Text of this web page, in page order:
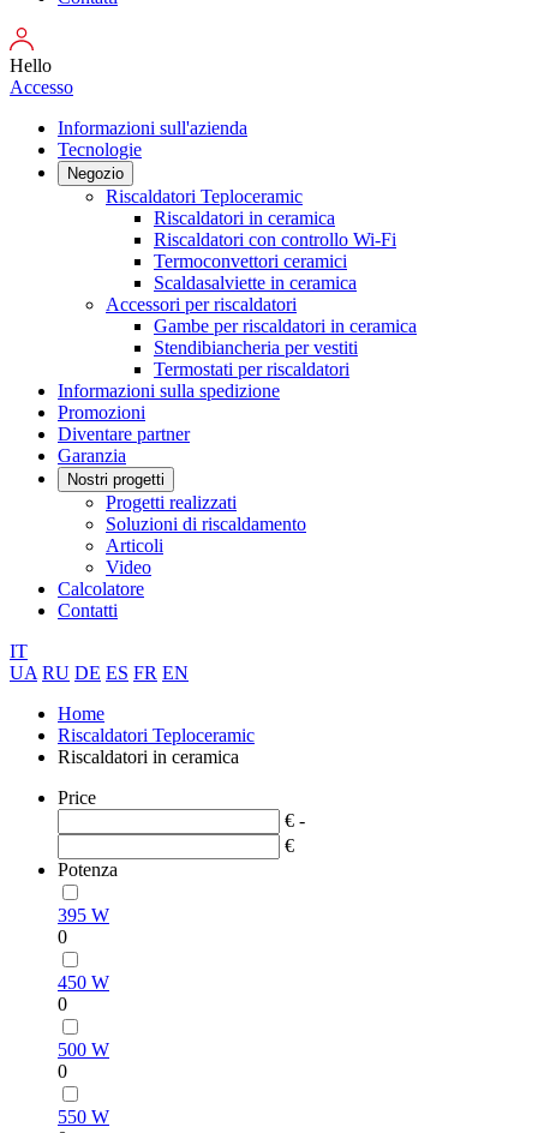
Hello
Accesso
Informazioni sull'azienda
Tecnologie
Negozio
Riscaldatori Teploceramic
Riscaldatori in ceramica
Riscaldatori con controllo Wi-Fi
Termoconvettori ceramici
Scaldasalviette in ceramica
Accessori per riscaldatori
Gambe per riscaldatori in ceramica
Stendibiancheria per vestiti
Termostati per riscaldatori
Informazioni sulla spedizione
Promozioni
Diventare partner
Garanzia
Nostri progetti
Progetti realizzati
Soluzioni di riscaldamento
Articoli
Video
Calcolatore
Contatti
IT
UA RU DE ES FR EN
Home
Riscaldatori Teploceramic
Riscaldatori in ceramica
Price
€ -
€
Potenza
395 W
0
450 W
0
500 W
0
550 W